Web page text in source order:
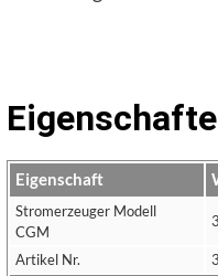
Eigenschaft
Stromerzeuger Modell
CGM
Artikel Nr.